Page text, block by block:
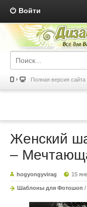
Войти
Полная версия сайта
Женский
–
hogyongyvirag 15
Шаблоны для Фотошоп /